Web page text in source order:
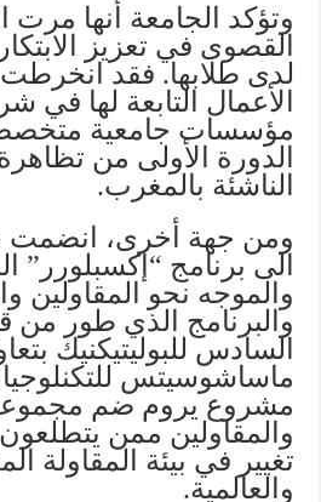
وتؤكد الجامعة أنها مرت
القصوى في تعزيز
لدى طلابها. فقد
الأعمال التابعة لها في
مؤسسات جامعية
الدورة الأولى من
الناشئة بالمغرب.
ومن جهة أخرى، انضمت
الى برنامج “إكسبلورر”
والموجه نحو المقاولين
والبرنامج الذي طور
السادس للبوليتيكنيك
ماساشوسيتس
مشروع يروم ضم
والمقاولين ممن
تغيير في بيئة المقاولة
والعالمية.